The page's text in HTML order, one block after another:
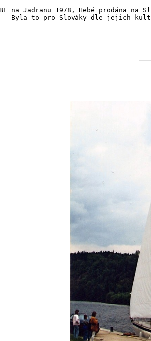
na Jadranu 1978, Hebé prodána